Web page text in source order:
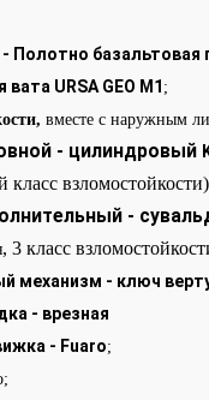
Полотно базальтовая
вата URSA GEO М1 ;
вместе с наружным
- цилиндровый
-
, 3 класс
механизм - ключ
- врезная
- Fuaro;
;